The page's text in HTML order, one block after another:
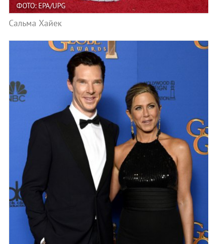
ФОТО: EPA/UPG
Сальма Хайек